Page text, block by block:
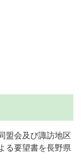
盟会及び諏訪地区
る要望書を長野県